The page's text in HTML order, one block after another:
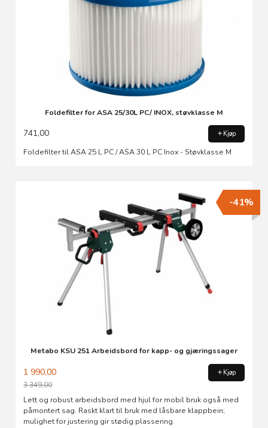
Foldefilter for ASA 25/30L PC/ INOX, støvklasse M
741,00 Kjøp
Foldefilter til ASA 25 L PC / ASA 30 L PC Inox - Støvklasse M
Metabo KSU 251 Arbeidsbord for kapp- og gjæringssager
1 990,00
3 349,00
Rabatt
-41%
Kjøp
Lett og robust arbeidsbord med hjul for mobil bruk også med
påmontert sag. Raskt klart til bruk med låsbare klappbein;
mulighet for justering gir stødig plassering